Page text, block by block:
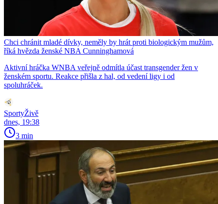
Chci chránit mladé dívky, neměly by hrát proti biologickým mužům,
říká hvězda ženské NBA Cunninghamová
Aktivní hráčka WNBA veřejně odmítla účast transgender žen v
ženském sportu. Reakce přišla z hal, od vedení ligy i od
spoluhráček.
SportyŽivě
dnes, 19:38
3 min